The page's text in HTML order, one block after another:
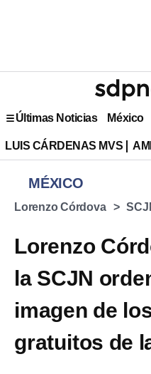
Últimas Noticias México
LUIS CÁRDENAS MVS
MÉXICO
Lorenzo Córdova
Lorenzo
la SCJN
imagen de
gratuitos de